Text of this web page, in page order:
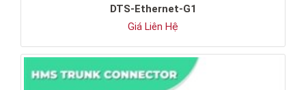
DTS-Ethernet-G1
Giá Liên Hệ